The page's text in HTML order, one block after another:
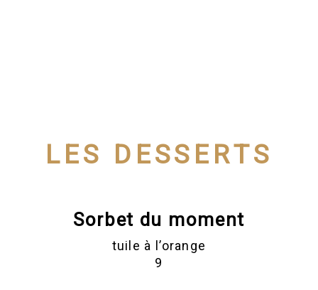
LES DESSERTS
Sorbet du moment
tuile à l’orange
9